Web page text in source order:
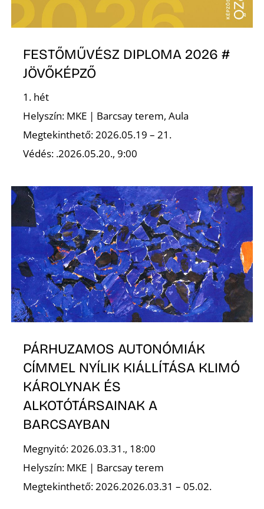
FESTŐMŰVÉSZ DIPLOMA 2026 #
JÖVŐKÉPZŐ
1. hét
Helyszín: MKE | Barcsay terem, Aula
Megtekinthető: 2026.05.19 – 21.
Védés: .2026.05.20., 9:00
PÁRHUZAMOS AUTONÓMIÁK
CÍMMEL NYÍLIK KIÁLLÍTÁSA KLIMÓ
KÁROLYNAK ÉS
ALKOTÓTÁRSAINAK A
BARCSAYBAN
Megnyitó: 2026.03.31., 18:00
Helyszín: MKE | Barcsay terem
Megtekinthető: 2026.2026.03.31 – 05.02.